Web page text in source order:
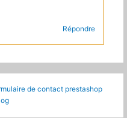
Répondre
de contact prestashop